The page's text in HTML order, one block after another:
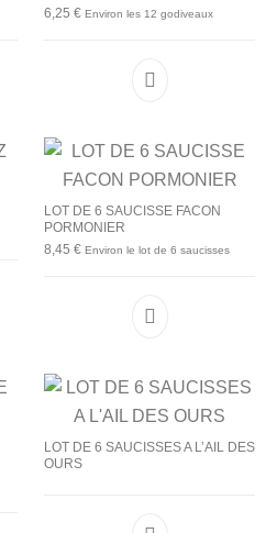
6,25 € Environ les 12 godiveaux
LOT DE 6 SAUCISSE FACON
PORMONIER
8,45 € Environ le lot de 6 saucisses
LOT DE 6 SAUCISSES A L’AIL DES
OURS